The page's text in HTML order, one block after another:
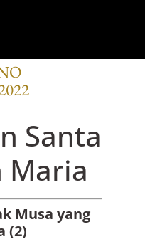
Santa
Maria
Musa yang
(2)